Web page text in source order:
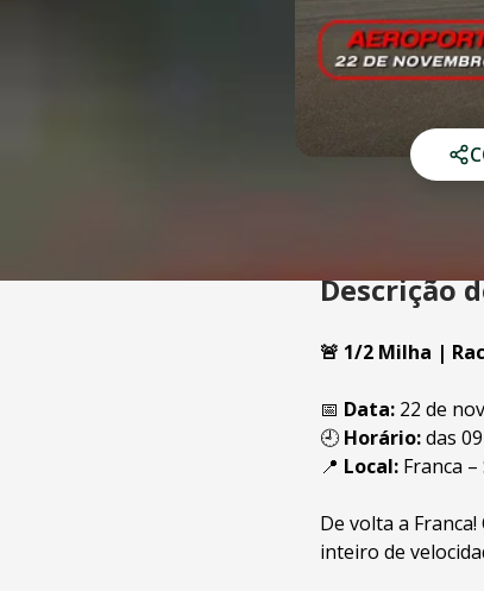
Descrição
🚨 1/2 Milha |
📅 Data:22 de
🕘 Horário:das
📍 Local:Franca –
De volta a Franca!
inteiro de